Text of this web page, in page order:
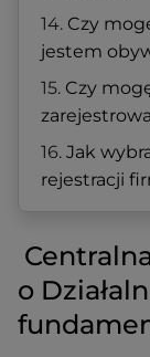
Czy
jestem
Czy
Jak
rejestracji
o